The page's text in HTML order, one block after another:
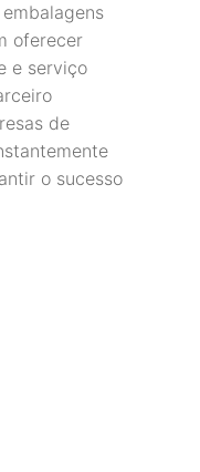
oferecer
e serviço
de
o sucesso